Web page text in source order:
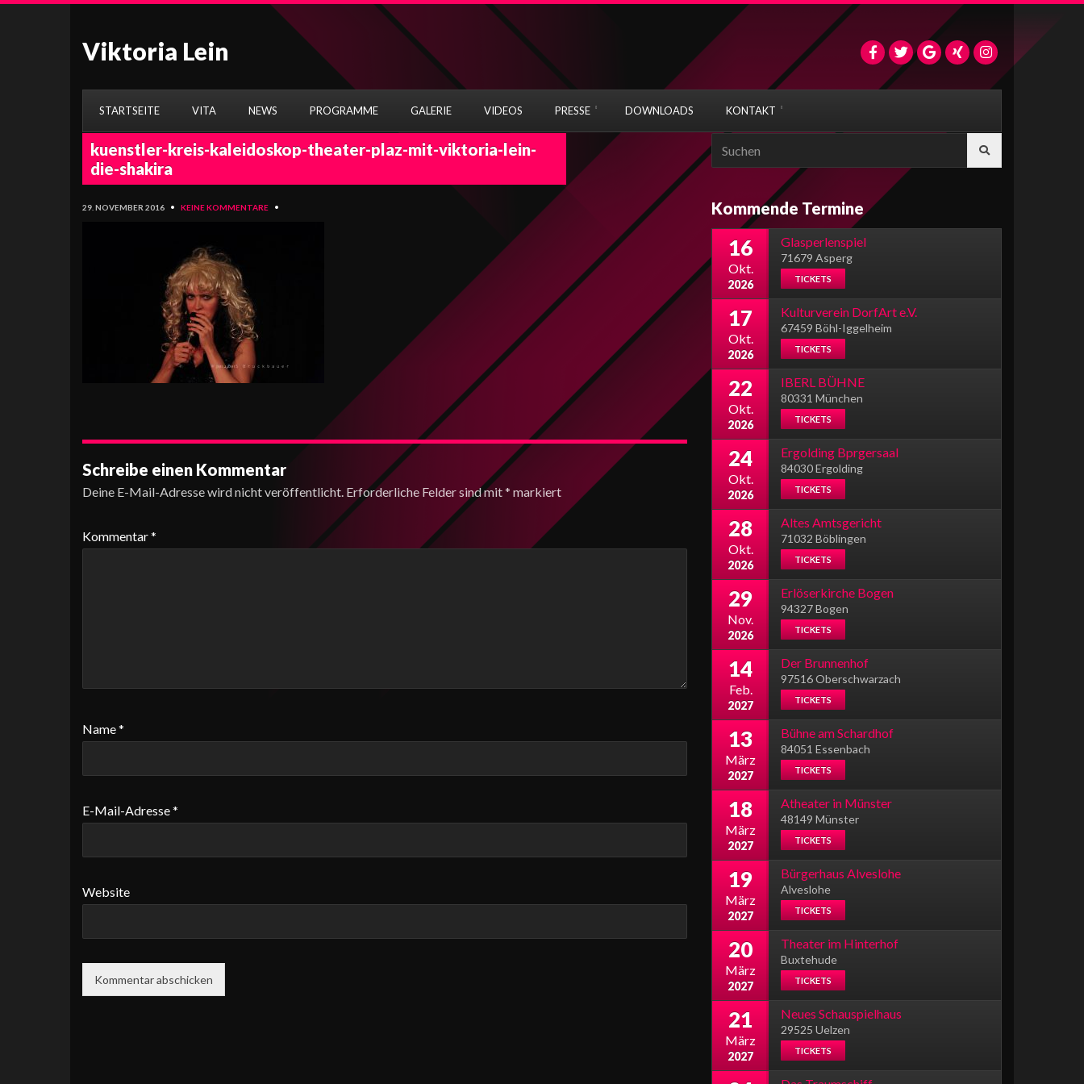
Viktoria Lein
STARTSEITE VITA NEWS PROGRAMME GALERIE VIDEOS PRESSE DOWNLOADS KONTAKT
kuenstler-kreis-kaleidoskop-theater-plaz-mit-viktoria-lein-
die-shakira
29. NOVEMBER 2016 • KEINE KOMMENTARE •
Schreibe einen Kommentar
Deine E-Mail-Adresse wird nicht veröffentlicht. Erforderliche Felder sind mit* markiert
Kommentar*
Name*
E-Mail-Adresse*
Website
Search
for:
Kommende Termine
16
Okt.
2026
Glasperlenspiel
71679 Asperg
TICKETS
17
Okt.
2026
Kulturverein DorfArt e.V.
67459 Böhl-Iggelheim
TICKETS
22
Okt.
2026
IBERL BÜHNE
80331 München
TICKETS
24
Okt.
2026
Ergolding Bprgersaal
84030 Ergolding
TICKETS
28
Okt.
2026
Altes Amtsgericht
71032 Böblingen
TICKETS
29
Nov.
2026
Erlöserkirche Bogen
94327 Bogen
TICKETS
14
Feb.
2027
Der Brunnenhof
97516 Oberschwarzach
TICKETS
13
März
2027
Bühne am Schardhof
84051 Essenbach
TICKETS
18
März
2027
Atheater in Münster
48149 Münster
TICKETS
19
März
2027
Bürgerhaus Alveslohe
Alveslohe
TICKETS
20
März
2027
Theater im Hinterhof
Buxtehude
TICKETS
21
März
2027
Neues Schauspielhaus
29525 Uelzen
TICKETS